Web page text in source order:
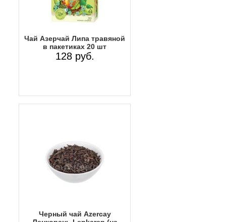
Чай Азерчай Липа травяной
в пакетиках 20 шт
128 руб.
Черный чай Azercay